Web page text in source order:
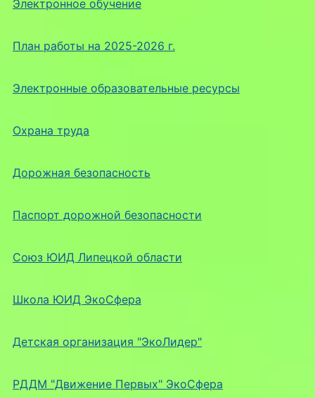
Электронное обучение
План работы на 2025-2026 г.
Электронные образовательные ресурсы
Охрана труда
Дорожная безопасность
Паспорт дорожной безопасности
Союз ЮИД Липецкой области
Школа ЮИД ЭкоСфера
Детская организация "ЭкоЛидер"
РДДМ "Движение Первых" ЭкоСфера